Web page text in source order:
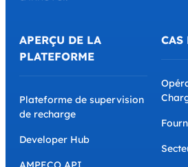
APERÇU DE LA
PLATEFORME
Plateforme de supervision
de recharge
Developer Hub
CAS